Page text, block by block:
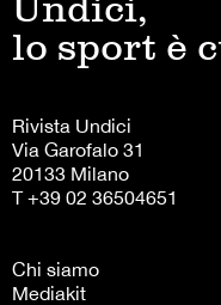
lo sport è
Rivista Undici
Via Garofalo 31
20133 Milano
T +39 02 36504651
Chi siamo
Mediakit